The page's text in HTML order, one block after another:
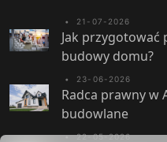
• 21-07-2026
Jak przygotować
budowy domu?
• 23-06-2026
Radca prawny w
budowlane
• 22-05-2026